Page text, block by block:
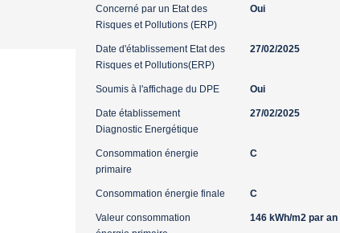
Concerné par un Etat des
Risques et Pollutions (ERP)
Oui
Date d'établissement Etat des
Risques et Pollutions(ERP)
27/02/2025
Soumis à l'affichage du DPE Oui
Date établissement
Diagnostic Energétique
27/02/2025
Consommation énergie
primaire
C
Consommation énergie finale C
Valeur consommation
146 kWh/m2 par an